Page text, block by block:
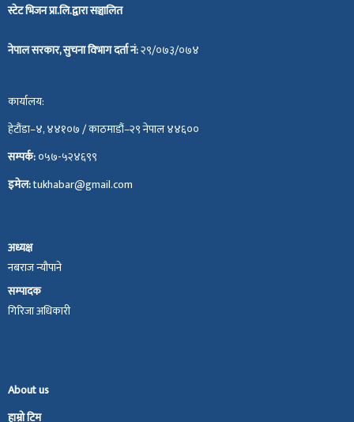
स्टेट भिजन प्रा.लि.द्वारा सञ्चालित
नेपाल सरकार, सुचना विभाग दर्ता नं:२९/०७३/०७४
कार्यालय:
हेटौंडा–४, ४४१०७ / काठमाडौं–२९ नेपाल ४४६००
सम्पर्क:०५७-५२४६९९
इमेल:tukhabar@gmail.com
अध्यक्ष
नबराज न्यौपाने
सम्पादक
गिरिजा अधिकारी
About us
हाम्रो टिम